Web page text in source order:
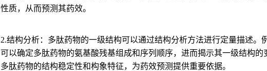
性质，从而预测其药效。
2.结构分析： 多肽药物的一级结构可以通过结构分析方法进行定量描述
可以确定多肽药物的氨基酸残基组成和序列顺序，进而揭示其一级结构
多肽药物的结构稳定性和构象特征，为药效预测提供重要依据。